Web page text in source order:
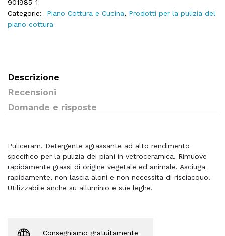
901985-1
Categorie:
Piano Cottura e Cucina, Prodotti per la pulizia del
piano cottura
Descrizione
Recensioni
Domande e risposte
Puliceram. Detergente sgrassante ad alto rendimento
specifico per la pulizia dei piani in vetroceramica. Rimuove
rapidamente grassi di origine vegetale ed animale. Asciuga
rapidamente, non lascia aloni e non necessita di risciacquo.
Utilizzabile anche su alluminio e sue leghe.
Consegniamo gratuitamente